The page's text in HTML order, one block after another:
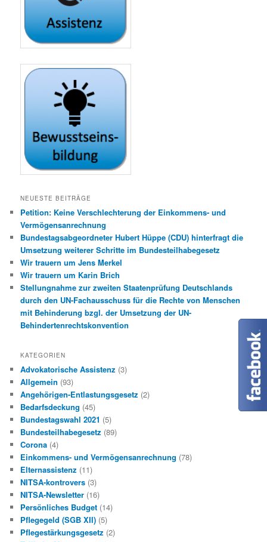
NEUESTE BEITRÄGE
Petition: Keine Verschlechterung der Einkommens- und
Vermögensanrechnung
Bundestagsabgeordneter Hubert Hüppe (CDU) hinterfragt die
Umsetzung weiterer Schritte im Bundesteilhabegesetz
Wir trauern um Jens Merkel
Wir trauern um Karin Brich
Stellungnahme zur zweiten Staatenprüfung Deutschlands
durch den UN-Fachausschuss für die Rechte von Menschen
mit Behinderung bzgl. der Umsetzung der UN-
Behindertenrechtskonvention
KATEGORIEN
Advokatorische Assistenz (3)
Allgemein (93)
Angehörigen-Entlastungsgesetz (2)
Bedarfsdeckung (45)
Bundestagswahl 2021 (5)
Bundesteilhabegesetz (89)
Corona (4)
Einkommens- und Vermögensanrechnung (78)
Elternassistenz (11)
NITSA-kontrovers (3)
NITSA-Newsletter (16)
Persönliches Budget (14)
Pflegegeld (SGB XII) (5)
Pflegestärkungsgesetz (2)